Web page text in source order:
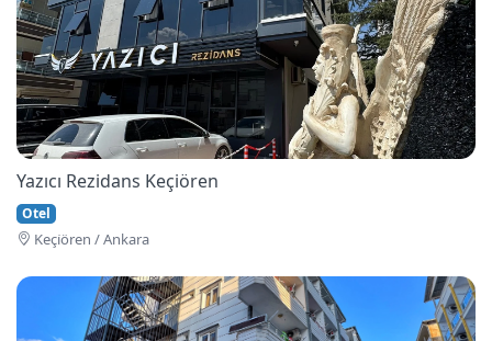
Yazıcı Rezidans Keçiören
Otel
Keçi̇ören / Ankara